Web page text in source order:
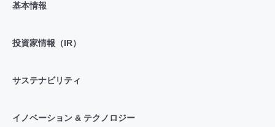
基本情報
投資家情報（IR）
サステナビリティ
イノベーション & テクノロジー